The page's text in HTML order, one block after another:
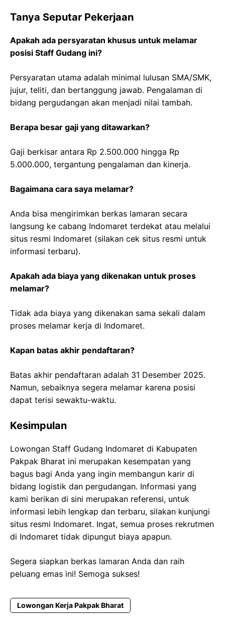
Tanya Seputar Pekerjaan
Apakah ada persyaratan khusus untuk melamar
posisi Staff Gudang ini?
Persyaratan utama adalah minimal lulusan SMA/SMK,
jujur, teliti, dan bertanggung jawab. Pengalaman di
bidang pergudangan akan menjadi nilai tambah.
Berapa besar gaji yang ditawarkan?
Gaji berkisar antara Rp 2.500.000 hingga Rp
5.000.000, tergantung pengalaman dan kinerja.
Bagaimana cara saya melamar?
Anda bisa mengirimkan berkas lamaran secara
langsung ke cabang Indomaret terdekat atau melalui
situs resmi Indomaret (silakan cek situs resmi untuk
informasi terbaru).
Apakah ada biaya yang dikenakan untuk proses
melamar?
Tidak ada biaya yang dikenakan sama sekali dalam
proses melamar kerja di Indomaret.
Kapan batas akhir pendaftaran?
Batas akhir pendaftaran adalah 31 Desember 2025.
Namun, sebaiknya segera melamar karena posisi
dapat terisi sewaktu-waktu.
Kesimpulan
Lowongan Staff Gudang Indomaret di Kabupaten
Pakpak Bharat ini merupakan kesempatan yang
bagus bagi Anda yang ingin membangun karir di
bidang logistik dan pergudangan. Informasi yang
kami berikan di sini merupakan referensi, untuk
informasi lebih lengkap dan terbaru, silakan kunjungi
situs resmi Indomaret. Ingat, semua proses rekrutmen
di Indomaret tidak dipungut biaya apapun.
Segera siapkan berkas lamaran Anda dan raih
peluang emas ini! Semoga sukses!
Lowongan Kerja Pakpak Bharat